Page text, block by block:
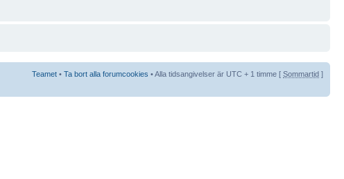
Teamet • Ta bort alla forumcookies • Alla tidsangivelser är UTC + 1 timme [ Sommartid ]